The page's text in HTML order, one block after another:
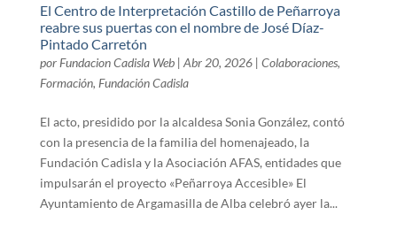
El Centro de Interpretación Castillo de Peñarroya
reabre sus puertas con el nombre de José Díaz-
Pintado Carretón
por Fundacion Cadisla Web| Abr 20, 2026| Colaboraciones,
Formación, Fundación Cadisla
El acto, presidido por la alcaldesa Sonia González, contó
con la presencia de la familia del homenajeado, la
Fundación Cadisla y la Asociación AFAS, entidades que
impulsarán el proyecto «Peñarroya Accesible» El
Ayuntamiento de Argamasilla de Alba celebró ayer la...